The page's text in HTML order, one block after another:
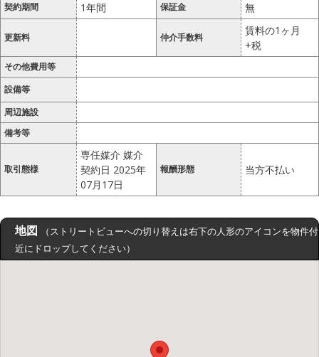
契約期間
1年間 保証金 無
更新料 仲介手数料
賃料の1ヶ月
+税
その他費用等
設備等
周辺施設
備考等
取引態様
専任媒介 媒介
契約日 2025年
07月17日
報酬形態 当方不払い
地図
（ストリートビューへの切り替えは右下の人形のアイコンを物件付
近にドロップしてください）